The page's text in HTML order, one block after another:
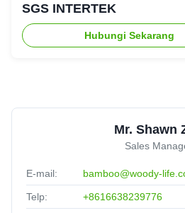
SGS INTERTEK
Hubungi Sekarang
Mr. Shawn
Sales
E-mail: bamboo@woody-
Telp: +8616638239776